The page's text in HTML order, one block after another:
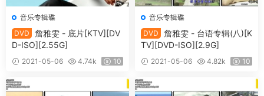
音乐专辑碟
DVD
詹雅雯 - 底片[KTV][DV
D-ISO][2.55G]
2021-05-06 4.74k 10
音乐专辑碟
DVD
詹雅雯 - 台语专辑(八)[K
TV][DVD-ISO][2.9G]
2021-05-06 4.82k 10